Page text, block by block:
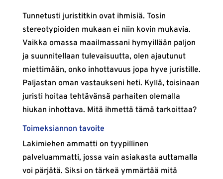
Tunnetusti juristitkin ovat ihmisiä. Tosin
stereotypioiden mukaan ei niin kovin mukavia.
Vaikka omassa maailmassani hymyillään paljon
ja suunnitellaan tulevaisuutta, olen ajautunut
miettimään, onko inhottavuus jopa hyve juristille.
Paljastan oman vastaukseni heti. Kyllä, toisinaan
juristi hoitaa tehtävänsä parhaiten olemalla
hiukan inhottava. Mitä ihmettä tämä tarkoittaa?
Toimeksiannon tavoite
Lakimiehen ammatti on tyypillinen
palveluammatti, jossa vain asiakasta auttamalla
voi pärjätä. Siksi on tärkeä ymmärtää mitä